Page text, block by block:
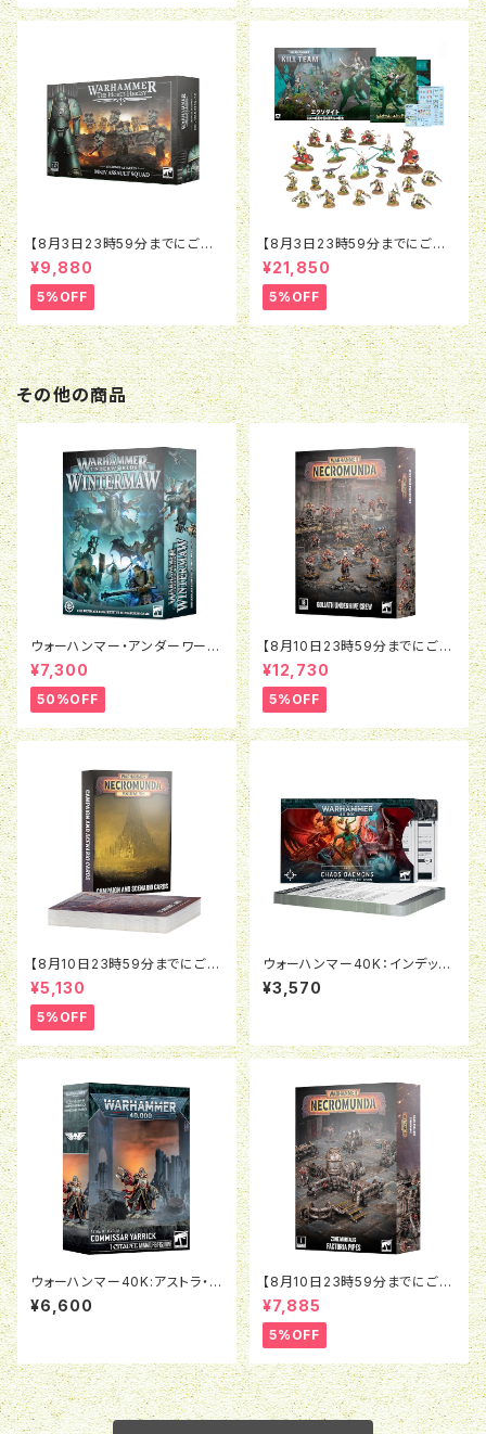
【8月3日23時59分までにご予
約で5％OFF】ホルスヘレシー：
レギオネス・アスタルテス：MkIV
アサルト・スカッド
¥9,880
5%OFF
【8月3日23時59分までにご予
約で5％OFF】ウォーハンマー4
0K：キルチーム：エクソダイト
（日本語版）
¥21,850
5%OFF
その他の商品
ウォーハンマー・アンダーワール
ド:ウィンターモウ（日本語版）
¥7,300
50%OFF
【8月10日23時59分までにご予
約で5％OFF】ネクロムンダ：ゴ
ライアス アンダーハイヴ・クルー
¥12,730
5%OFF
【8月10日23時59分までにご予
約で5％OFF】ネクロムンダ： キ
ャンペーン＆シナリオカード（英
語版）
¥5,130
5%OFF
ウォーハンマー40K：インデック
スカード:ケイオス・ディーモン
（日本語版）
¥3,570
ウォーハンマー40K:アストラ・ミ
リタルム：政治将校ヤーリック
¥6,600
【8月10日23時59分までにご予
約で5％OFF】ネクロムンダ： ゾ
ーン・モータリス：ファクトリア・
パイプ
¥7,885
5%OFF